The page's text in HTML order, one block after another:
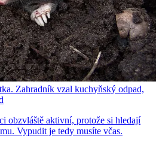
Zahradník vzal kuchyňský odpad,
obzvláště aktivní, protože si hledají
Vypudit je tedy musíte včas.